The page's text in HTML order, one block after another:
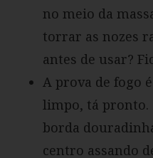
no meio da
torrar as nozes
antes de usar?
A prova de fogo
limpo, tá pronto.
borda
centro assando